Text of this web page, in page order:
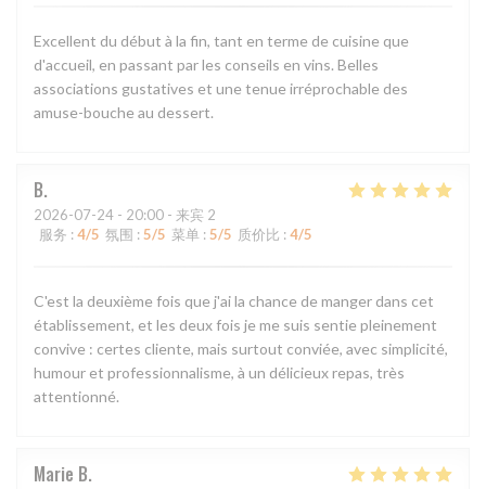
Excellent du début à la fin, tant en terme de cuisine que
d'accueil, en passant par les conseils en vins. Belles
associations gustatives et une tenue irréprochable des
amuse-bouche au dessert.
B
2026-07-24 - 20:00 - 来宾 2
服务 : 4/5 氛围 : 5/5 菜单 : 5/5 质价比 : 4/5
C'est la deuxième fois que j'ai la chance de manger dans cet
établissement, et les deux fois je me suis sentie pleinement
convive : certes cliente, mais surtout conviée, avec simplicité,
humour et professionnalisme, à un délicieux repas, très
attentionné.
Marie B